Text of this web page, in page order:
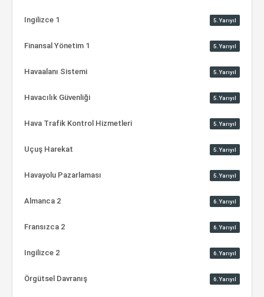
Ingilizce 1 5.Yarıyıl
Finansal Yönetim 1 5.Yarıyıl
Havaalanı Sistemi 5.Yarıyıl
Havacılık Güvenliği 5.Yarıyıl
Hava Trafik Kontrol Hizmetleri 5.Yarıyıl
Uçuş Harekat 5.Yarıyıl
Havayolu Pazarlaması 5.Yarıyıl
Almanca 2 6.Yarıyıl
Fransızca 2 6.Yarıyıl
Ingilizce 2 6.Yarıyıl
Örgütsel Davranış 6.Yarıyıl